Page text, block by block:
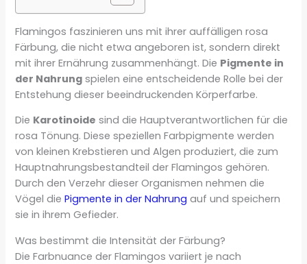
Flamingos faszinieren uns mit ihrer auffälligen rosa
Färbung, die nicht etwa angeboren ist, sondern direkt
mit ihrer Ernährung zusammenhängt. Die Pigmente in
der Nahrung spielen eine entscheidende Rolle bei der
Entstehung dieser beeindruckenden Körperfarbe.
Die Karotinoide sind die Hauptverantwortlichen für die
rosa Tönung. Diese speziellen Farbpigmente werden
von kleinen Krebstieren und Algen produziert, die zum
Hauptnahrungsbestandteil der Flamingos gehören.
Durch den Verzehr dieser Organismen nehmen die
Vögel diePigmente in der Nahrung auf und speichern
sie in ihrem Gefieder.
Was bestimmt die Intensität der Färbung?
Die Farbnuance der Flamingos variiert je nach